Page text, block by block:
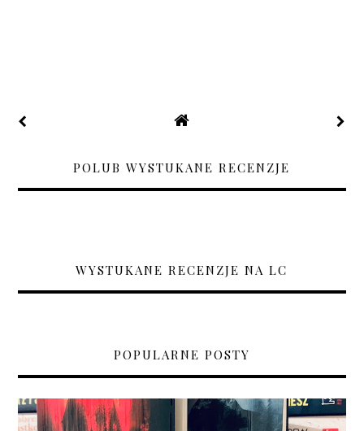
POLUB WYSTUKANE RECENZJE
WYSTUKANE RECENZJE NA LC
POPULARNE POSTY